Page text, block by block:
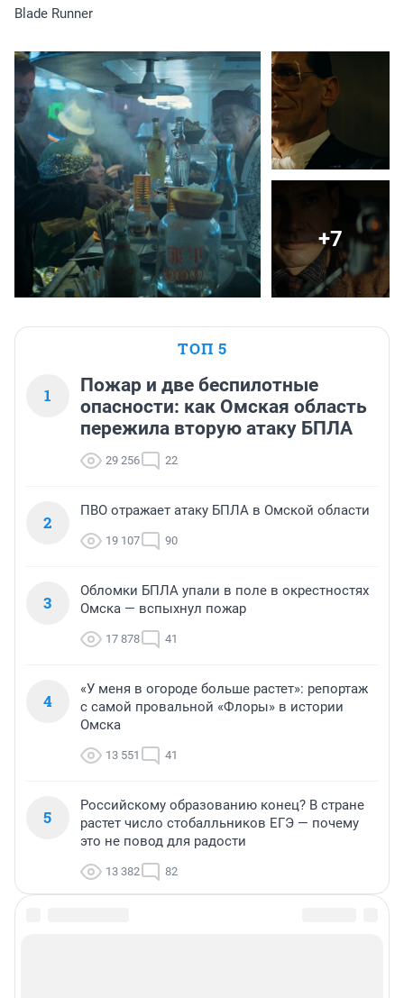
Blade Runner
+7
ТОП 5
1
Пожар и две беспилотные
опасности: как Омская область
пережила вторую атаку БПЛА
29 256 22
2
ПВО отражает атаку БПЛА в Омской области
19 107 90
3
Обломки БПЛА упали в поле в окрестностях
Омска — вспыхнул пожар
17 878 41
4
«У меня в огороде больше растет»: репортаж
с самой провальной «Флоры» в истории
Омска
13 551 41
5
Российскому образованию конец? В стране
растет число стобалльников ЕГЭ — почему
это не повод для радости
13 382 82